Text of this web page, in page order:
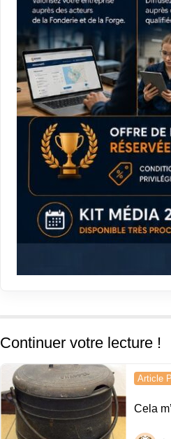
Continuer votre lecture !
Navigation
de
l’article
Article
Cela